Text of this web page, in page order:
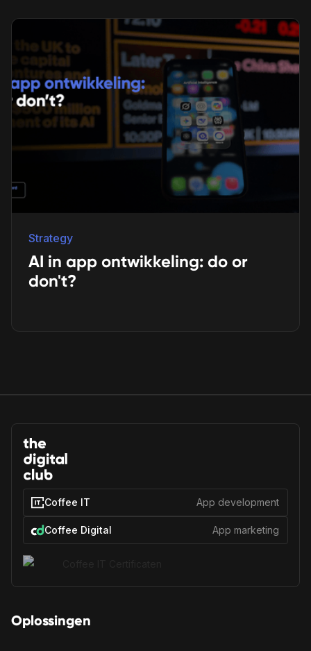
Strategy
AI in app ontwikkeling: do or
don't?
Oplossingen
Coffee IT App development
Coffee Digital App marketing